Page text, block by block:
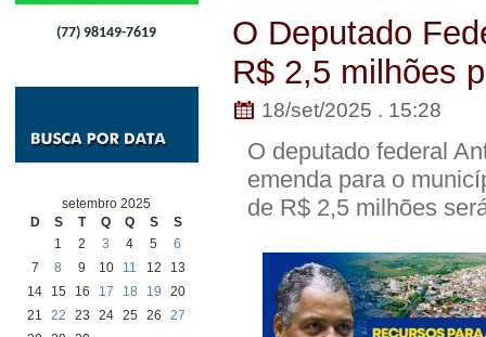
(77) 98149-7619
setembro 2025
D
S T Q Q S S
1 2 3 4 5
6
7
8 9 10 11 12
13
14
15 16 17 18 19
20
21
22 23 24 25 26
27
O Deputado
R$ 2,5 milhões
18/set/2025 . 15:28
O deputado federal
emenda para o
de R$ 2,5 milhões